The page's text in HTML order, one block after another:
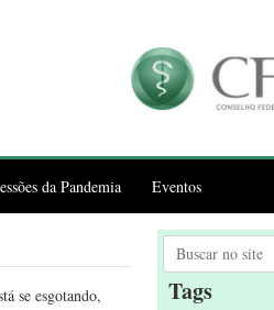
da Pandemia Eventos
se esgotando,
Tags